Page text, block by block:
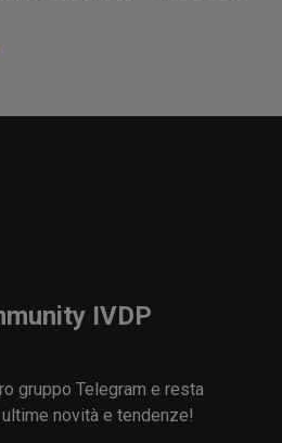
IVDP
gruppo Telegram e resta
novità e tendenze!